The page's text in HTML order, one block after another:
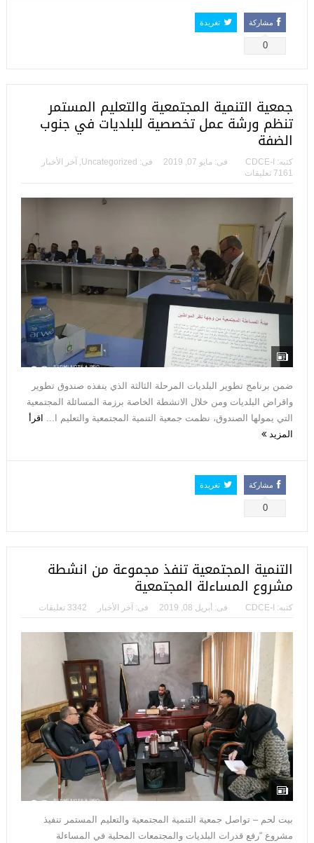
مشاركة
0
تغريدة
جمعية التنمية المجتمعية والتعليم المستمر
تنظم ورشة عمل تخصصية للبلديات في جنوب
الضفة
كتبه: CDCE-I فى: مايو 07, 2019 فى: Uncategorized
, آخر الأخبار
7161 تعليقات
ضمن برنامج تطوير البلديات المرحلة الثالثة الذي ينفذه صندوق تطوير
واقراض البلديات ومن خلال الانشطة الخاصة برزمة المسائلة المجتمعية
التي يمولها الصندوق، نظمت جمعية التنمية المجتمعية والتعليم ا... اقرأ
المزيد
مشاركة
0
تغريدة
التنمية المجتمعية تنفذ مجموعة من انشطة
مشروع المساءلة المجتمعية
كتبه: CDCE-I فى: أبريل 08, 2019 فى: آخر الأخبار 3342 تعليقات
بيت لحم – تواصل جمعية التنمية المجتمعية والتعليم المستمر تنفيذ
مشروع “رفع قدرات البلديات والمجتمعات المحلية في المساءلة